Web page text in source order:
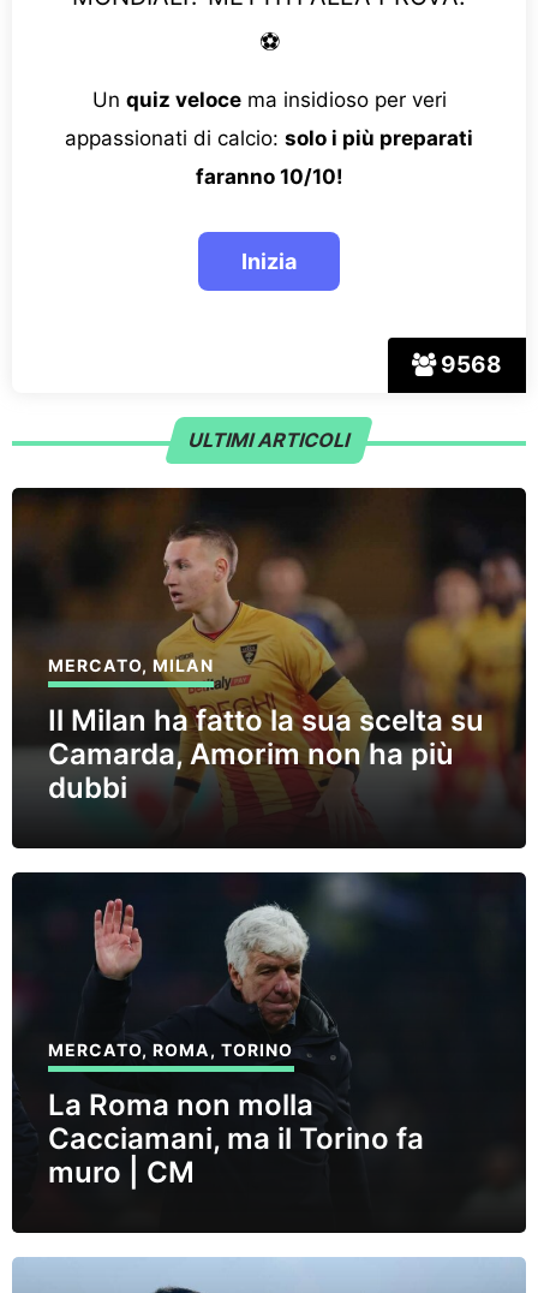
9568
⚽
Un quiz velocema insidioso per veri
appassionati di calcio: solo i più preparati
faranno 10/10!
ULTIMI ARTICOLI
MERCATO,MILAN
Il Milan ha fatto la sua scelta su
Camarda, Amorim non ha più
dubbi
MERCATO,ROMA, TORINO
La Roma non molla
Cacciamani, ma il Torino fa
muro | CM